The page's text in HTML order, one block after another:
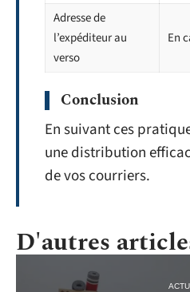
Adresse de
l’expéditeur au
verso
En
Conclusion
En suivant ces
une distribution
de vos courriers.
D'autres
ACTU